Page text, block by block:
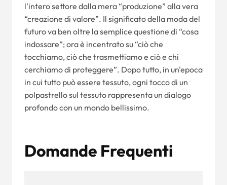
l'intero settore dalla mera “produzione” alla vera
“creazione di valore”. Il significato della moda del
futuro va ben oltre la semplice questione di “cosa
indossare”; ora è incentrato su “ciò che
tocchiamo, ciò che trasmettiamo e ciò e chi
cerchiamo di proteggere”. Dopo tutto, in un'epoca
in cui tutto può essere tessuto, ogni tocco di un
polpastrello sul tessuto rappresenta un dialogo
profondo con un mondo bellissimo.
Domande Frequenti